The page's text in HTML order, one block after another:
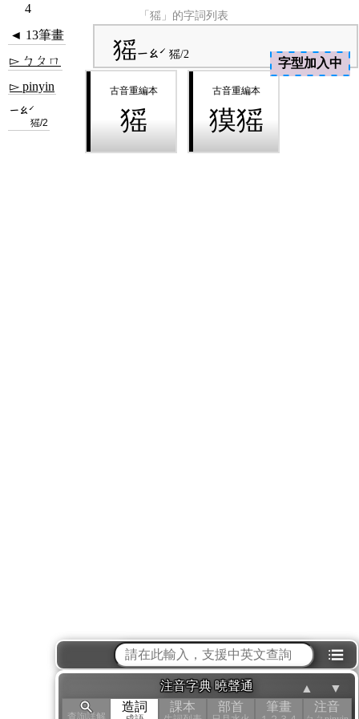
「猺」的字詞列表
◄ 13筆畫
▻ ㄅㄆㄇ
▻ pinyin
ㄧㄠˊ
猺/2
猺ㄧㄠˊ 猺/2
猺 獏猺
⁝☰
注音字典 曉聲通
造詞 課本 部首 筆畫 注音
▲ ▼
4
字型加入中